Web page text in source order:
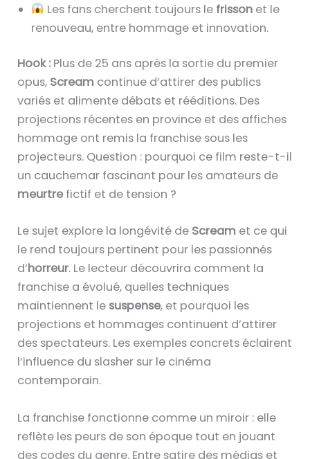
Les fans cherchent toujours le frissonet le
renouveau, entre hommage et innovation.
Hook : Plus de 25 ans après la sortie du premier
opus, Scream continue d’attirer des publics
variés et alimente débats et rééditions. Des
projections récentes en province et des affiches
hommage ont remis la franchise sous les
projecteurs. Question : pourquoi ce film reste-t-il
un cauchemar fascinant pour les amateurs de
meurtre fictif et de tension ?
Le sujet explore la longévité de Scream et ce qui
le rend toujours pertinent pour les passionnés
d’horreur. Le lecteur découvrira comment la
franchise a évolué, quelles techniques
maintiennent le suspense, et pourquoi les
projections et hommages continuent d’attirer
des spectateurs. Les exemples concrets éclairent
l’influence du slasher sur le cinéma
contemporain.
La franchise fonctionne comme un miroir : elle
reflète les peurs de son époque tout en jouant
des codes du genre. Entre satire des médias et